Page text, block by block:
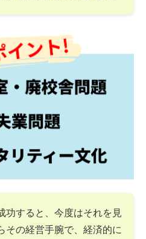
功すると、今度はそれを見
その経営手腕で、経済的に